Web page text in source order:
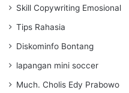
Skill Copywriting Emosional
Tips Rahasia
Diskominfo Bontang
lapangan mini soccer
Much. Cholis Edy Prabowo